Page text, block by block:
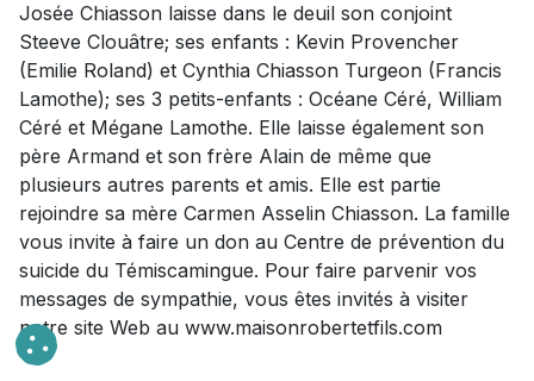
Josée Chiasson laisse dans le deuil son conjoint
Steeve Clouâtre; ses enfants : Kevin Provencher
(Emilie Roland) et Cynthia Chiasson Turgeon (Francis
Lamothe); ses 3 petits-enfants : Océane Céré, William
Céré et Mégane Lamothe. Elle laisse également son
père Armand et son frère Alain de même que
plusieurs autres parents et amis. Elle est partie
rejoindre sa mère Carmen Asselin Chiasson. La famille
vous invite à faire un don au Centre de prévention du
suicide du Témiscamingue. Pour faire parvenir vos
messages de sympathie, vous êtes invités à visiter
notre site Web au www.maisonrobertetfils.com